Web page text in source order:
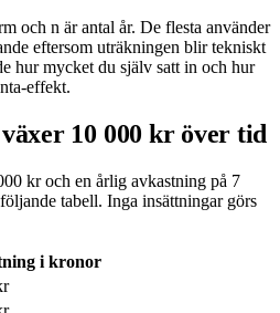
och n är antal år. De flesta använder
eftersom uträkningen blir tekniskt
hur mycket du själv satt in och hur
effekt.
10 000 kr över tid
kr och en årlig avkastning på 7
tabell. Inga insättningar görs
i kronor